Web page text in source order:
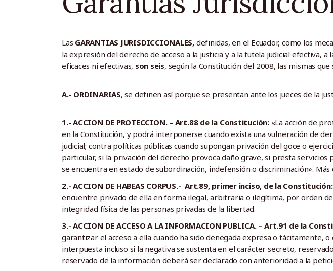
Las GARANTIAS JURISDICCIONALES, definidas, en el Ecuador, como los
la expresión del derecho de acceso a la justicia y a la tutela judicial efectiva,
eficaces ni efectivas, son seis, según la Constitución del 2008, las mismas
A.- ORDINARIAS, se definen así porque se presentan ante los jueces de la
1.- ACCION DE PROTECCION. – Art.88 de la Constitución:«La acción de
en la Constitución, y podrá interponerse cuando exista una vulneración de
judicial; contra políticas públicas cuando supongan privación del goce o
particular, si la privación del derecho provoca daño grave, si presta
se encuentra en estado de subordinación, indefensión o discriminación».
2.- ACCION DE HABEAS CORPUS.- Art.89, primer inciso, de la Constitución:
encuentre privado de ella en forma ilegal, arbitraria o ilegítima, por orden
integridad física de las personas privadas de la libertad.
3.- ACCION DE ACCESO A LA INFORMACION PUBLICA. – Art.91 de la
garantizar el acceso a ella cuando ha sido denegada expresa o tácitamente,
interpuesta incluso si la negativa se sustenta en el carácter secreto,
reservado de la información deberá ser declarado con anterioridad a la